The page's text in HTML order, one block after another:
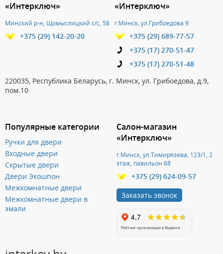
Популярные категории
Ручки для двери
Входные двери
Скрытые двери
Двери Экошпон
Межкомнатные двери
Межкомнатные двери в
эмали
«Интерключ»
Минский р-н, Щомыслицкий с/с, 58
+375 (29) 142-20-20
«Интерключ»
г.Минск, ул.Грибоедова 9.
+375 (29) 689-77-57
+375 (17) 270-51-47
+375 (17) 270-51-48
220035, Республика Беларусь, г. Минск, ул. Грибоедова, д.9,
пом.10
Салон-магазин
«Интерключ»
г.Минск, ул.Тимирязева, 123/1, 2
этаж, павильон 68
+375 (29) 624-09-57
Заказать звонок